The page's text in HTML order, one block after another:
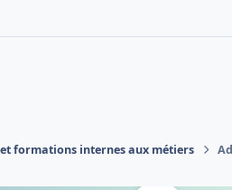
et formations internes aux métiers